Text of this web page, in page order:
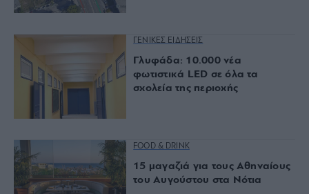
ΓΕΝΙΚΕΣ ΕΙΔΗΣΕΙΣ
Γλυφάδα: 10.000 νέα
φωτιστικά LED σε όλα τα
σχολεία της περιοχής
FOOD & DRINK
15 μαγαζιά για τους Αθηναίους
του Αυγούστου στα Νότια